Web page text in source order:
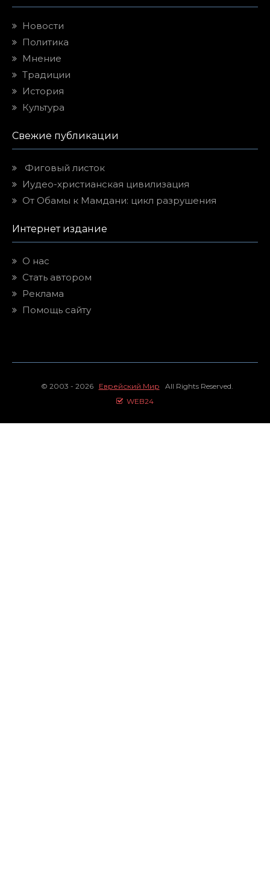
Новости
Политика
Мнение
Традиции
История
Культура
Свежие публикации
Фиговый листок
Иудео-христианская цивилизация
От Обамы к Мамдани: цикл разрушения
Интернет издание
О нас
Стать автором
Реклама
Помощь сайту
© 2003 - 2026 Еврейский Мир All Rights Reserved.
WEB24